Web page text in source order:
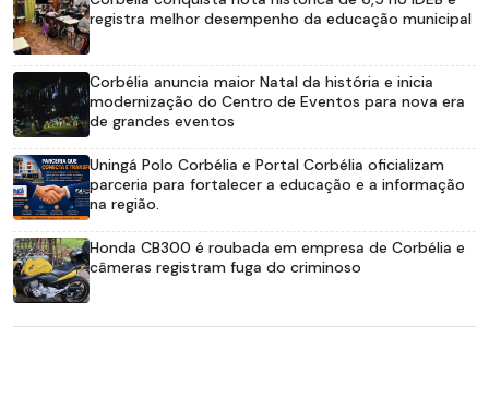
registra melhor desempenho da educação municipal
Corbélia anuncia maior Natal da história e inicia
modernização do Centro de Eventos para nova era
de grandes eventos
Uningá Polo Corbélia e Portal Corbélia oficializam
parceria para fortalecer a educação e a informação
na região.
Honda CB300 é roubada em empresa de Corbélia e
câmeras registram fuga do criminoso